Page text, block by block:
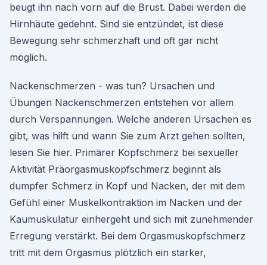
beugt ihn nach vorn auf die Brust. Dabei werden die
Hirnhäute gedehnt. Sind sie entzündet, ist diese
Bewegung sehr schmerzhaft und oft gar nicht
möglich.
Nackenschmerzen - was tun? Ursachen und
Übungen Nackenschmerzen entstehen vor allem
durch Verspannungen. Welche anderen Ursachen es
gibt, was hilft und wann Sie zum Arzt gehen sollten,
lesen Sie hier. Primärer Kopfschmerz bei sexueller
Aktivität Präorgasmuskopfschmerz beginnt als
dumpfer Schmerz in Kopf und Nacken, der mit dem
Gefühl einer Muskelkontraktion im Nacken und der
Kaumuskulatur einhergeht und sich mit zunehmender
Erregung verstärkt. Bei dem Orgasmuskopfschmerz
tritt mit dem Orgasmus plötzlich ein starker,